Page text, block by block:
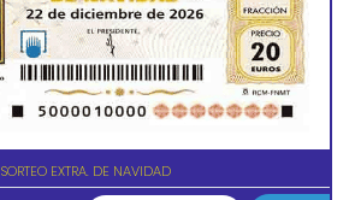
SORTEO EXTRA. DE NAVIDAD